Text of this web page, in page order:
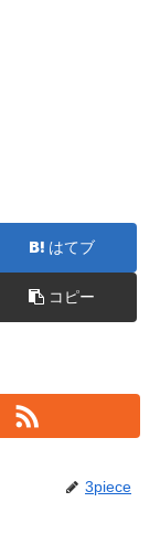
はてブ
コピー
3piece